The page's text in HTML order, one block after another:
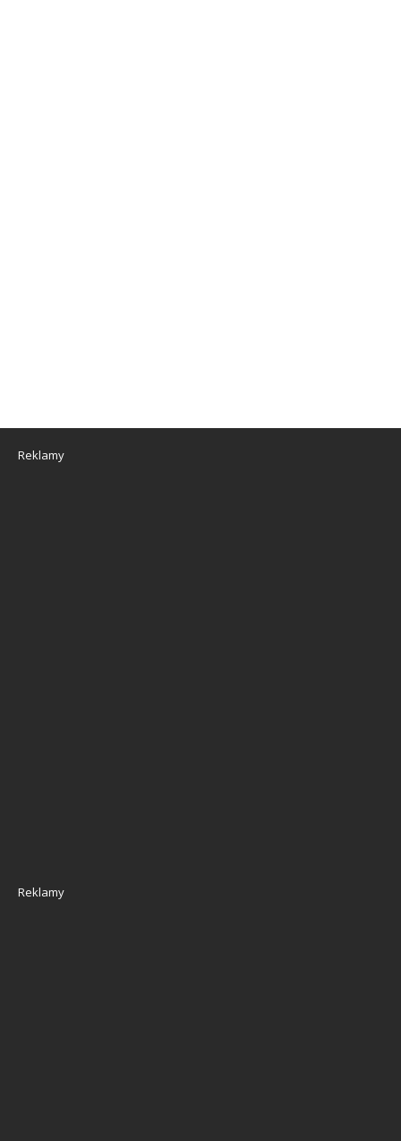
Reklamy
Reklamy